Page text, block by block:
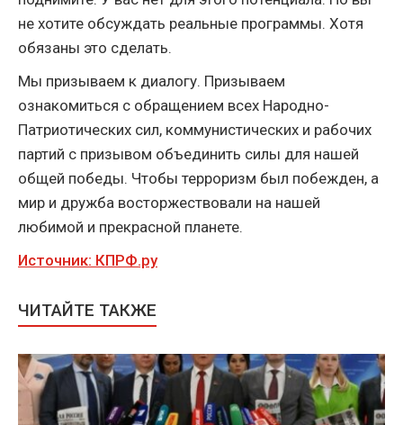
не хотите обсуждать реальные программы. Хотя
обязаны это сделать.
Мы призываем к диалогу. Призываем
ознакомиться с обращением всех Народно-
Патриотических сил, коммунистических и рабочих
партий с призывом объединить силы для нашей
общей победы. Чтобы терроризм был побежден, а
мир и дружба восторжествовали на нашей
любимой и прекрасной планете.
Источник: КПРФ.ру
ЧИТАЙТЕ ТАКЖЕ